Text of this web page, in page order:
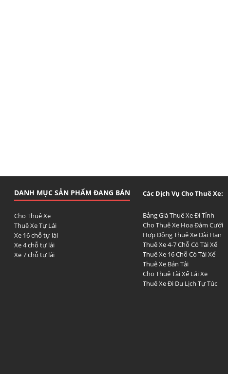
DANH MỤC SẢN PHẨM ĐANG BÁN
Cho Thuê Xe
Thuê Xe Tự Lái
Xe 16 chỗ tự lái
Xe 4 chỗ tự lái
Xe 7 chỗ tự lái
Các Dịch Vụ Cho Thuê Xe:
Bảng Giá Thuê Xe Đi Tỉnh
Cho Thuê Xe Hoa Đám Cưới
Hợp Đồng Thuê Xe Dài Hạn
Thuê Xe 4-7 Chỗ Có Tài Xế
Thuê Xe 16 Chỗ Có Tài Xế
Thuê Xe Bán Tải
Cho Thuê Tài Xế Lái Xe
Thuê Xe Đi Du Lịch Tự Túc